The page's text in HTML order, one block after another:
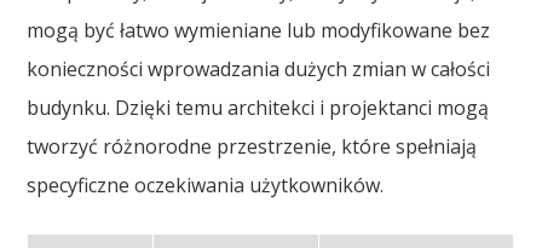
mogą być łatwo wymieniane lub modyfikowane bez
konieczności wprowadzania dużych zmian w całości
budynku. Dzięki temu architekci i projektanci mogą
tworzyć różnorodne przestrzenie, które spełniają
specyficzne oczekiwania użytkowników.